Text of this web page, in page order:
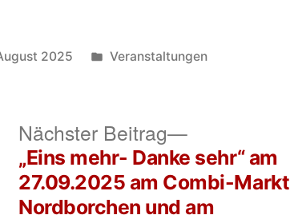
2025
Veröffentlicht
Veranstaltungen
Nächster Beitrag
Nächster
Beitrag:
„Eins mehr- Danke sehr“ am
27.09.2025 am Combi-Markt
Nordborchen und am